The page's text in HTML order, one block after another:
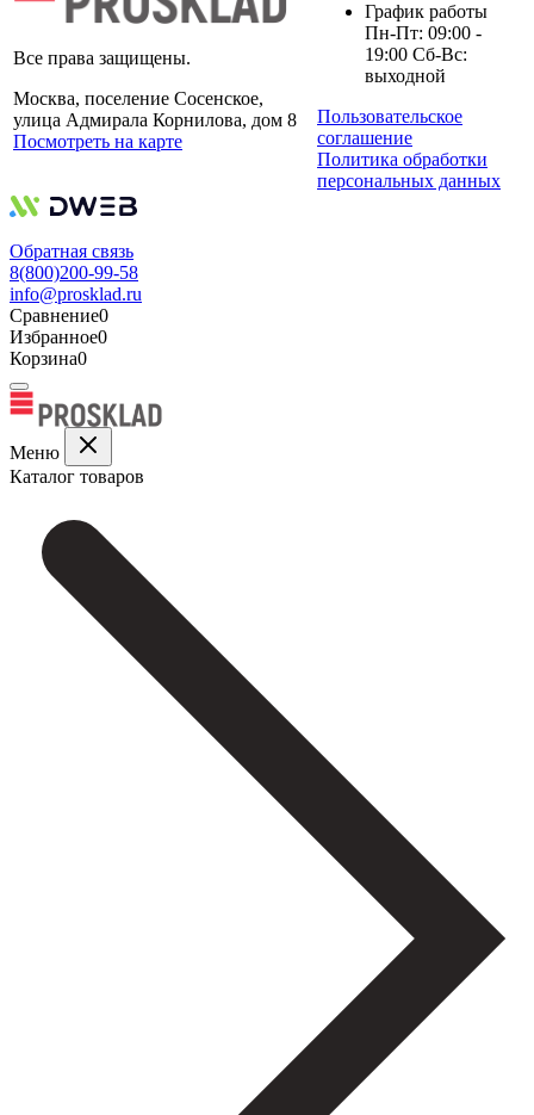
Все права защищены.
Москва, поселение Сосенское,
улица Адмирала Корнилова, дом 8
Посмотреть на карте
График работы
Пн-Пт: 09:00 -
19:00 Сб-Вс:
выходной
Пользовательское
соглашение
Политика обработки
персональных данных
Обратная связь
8(800)200-99-58
info@prosklad.ru
Сравнение0
Избранное0
Корзина0
Меню
Каталог товаров